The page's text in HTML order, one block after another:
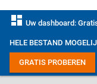
dashboard Uw dashboard:
HELE BESTAND
GRATIS PROBEREN